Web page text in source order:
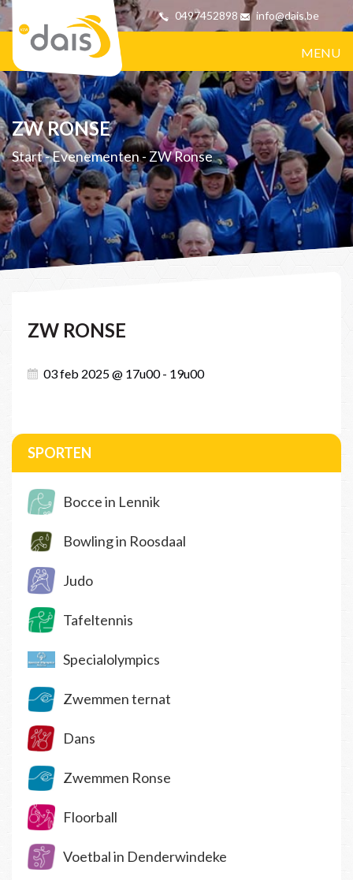
0497452898 info@dais.be
MENU
ZW RONSE
Start-Evenementen-ZW Ronse
ZW RONSE
03 feb 2025 @ 17u00 - 19u00
SPORTEN
Bocce in Lennik
Bowling in Roosdaal
Judo
Tafeltennis
Specialolympics
Zwemmen ternat
Dans
Zwemmen Ronse
Floorball
Voetbal in Denderwindeke